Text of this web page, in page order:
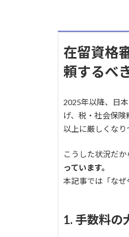
在留資格
頼するべ
2025年以降、日
げ、税・社会保
以上に厳しくなり
こうした状況だ
っています。
本記事では「なぜ
1. 手数料の